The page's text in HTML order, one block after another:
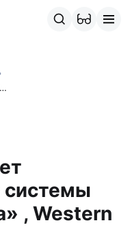
MBANK ОТКЛЮЧАЕТ ПЕРЕВОДЫ ЧЕРЕЗ СИСТЕМЫ «ЗОЛОТАЯ КОРОНА» , WESTERN UNION И UPT
системы
, Western